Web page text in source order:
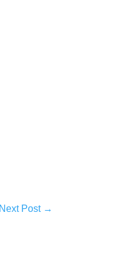
Post→